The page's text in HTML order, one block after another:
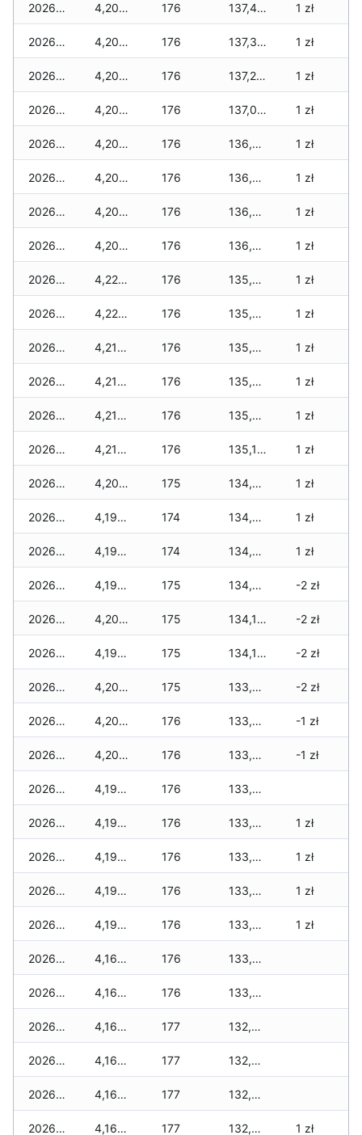
2026-03-17 4,206 zł 176 137,495 zł 1 zł
2026-03-16 4,206 zł 176 137,301 zł 1 zł
2026-03-15 4,206 zł 176 137,259 zł 1 zł
2026-03-14 4,206 zł 176 137,001 zł 1 zł
2026-03-13 4,206 zł 176 136,871 zł 1 zł
2026-03-12 4,206 zł 176 136,313 zł 1 zł
2026-03-11 4,206 zł 176 136,247 zł 1 zł
2026-03-10 4,206 zł 176 136,053 zł 1 zł
2026-03-09 4,220 zł 176 135,705 zł 1 zł
2026-03-08 4,220 zł 176 135,625 zł 1 zł
2026-03-07 4,210 zł 176 135,451 zł 1 zł
2026-03-06 4,210 zł 176 135,339 zł 1 zł
2026-03-05 4,210 zł 176 135,237 zł 1 zł
2026-03-04 4,210 zł 176 135,153 zł 1 zł
2026-03-03 4,202 zł 175 134,987 zł 1 zł
2026-03-02 4,196 zł 174 134,859 zł 1 zł
2026-03-01 4,196 zł 174 134,771 zł 1 zł
2026-02-27 4,196 zł 175 134,259 zł -2 zł
2026-02-26 4,204 zł 175 134,195 zł -2 zł
2026-02-25 4,196 zł 175 134,115 zł -2 zł
2026-02-24 4,204 zł 175 133,959 zł -2 zł
2026-02-23 4,204 zł 176 133,885 zł -1 zł
2026-02-22 4,204 zł 176 133,817 zł -1 zł
2026-02-21 4,198 zł 176 133,767 zł
2026-02-20 4,198 zł 176 133,703 zł 1 zł
2026-02-19 4,198 zł 176 133,587 zł 1 zł
2026-02-18 4,198 zł 176 133,351 zł 1 zł
2026-02-17 4,198 zł 176 133,283 zł 1 zł
2026-02-16 4,168 zł 176 133,089 zł
2026-02-15 4,168 zł 176 133,027 zł
2026-02-14 4,168 zł 177 132,769 zł
2026-02-13 4,168 zł 177 132,425 zł
2026-02-12 4,168 zł 177 132,277 zł
2026-02-11 4,168 zł 177 132,015 zł 1 zł